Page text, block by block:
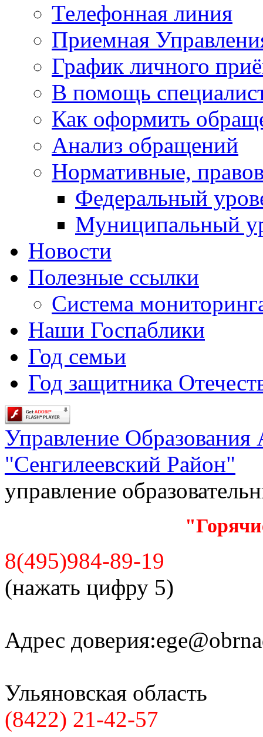
Телефонная линия
Приемная
График личного
В помощь
Как оформить
Анализ обращений
Нормативные,
Федеральный
Муниципальный
Новости
Полезные ссылки
Система
Наши Госпаблики
Год семьи
Год защитника
Управление
"Сенгилеевский Район"
управление
8(495)984-89-19
(нажать цифру 5)
Адрес доверия:
Ульяновская область
(8422) 21-42-57